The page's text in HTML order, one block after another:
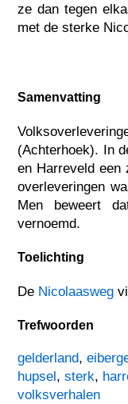
ze dan tegen
met de sterke
Samenvatting
(Achterhoek). In
en Harreveld
overleveringen
Men beweert
vernoemd.
Toelichting
De Nicolaasweg
Trefwoorden
gelderland,
hupsel ,sterk,
volksverhalen